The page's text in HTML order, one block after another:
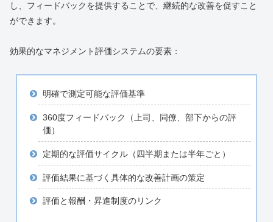
し、フィードバックを提供することで、継続的な改善を促すこと
ができます。
効果的なマネジメント評価システムの要素：
明確で測定可能な評価基準
360度フィードバック（上司、同僚、部下からの評
価）
定期的な評価サイクル（四半期または半年ごと）
評価結果に基づく具体的な改善計画の策定
評価と報酬・昇進制度のリンク